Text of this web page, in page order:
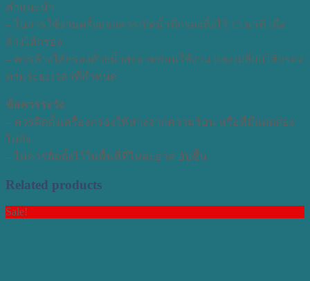
คำแนะนำ
– ในการใช้งานครั้งแรกควรเปิดน้ำที่กรองทิ้งไว้ 15 นาที เพื่อ
ล้างไส้กรอง
– ควรล้างไส้กรองด้วยน้ำสะอาดก่อนใช้งาน และเปลี่ยนไส้กรอง
ตามระยะเวลาที่กำหนด
ข้อควรระวัง
– ควรติดตั้งเครื่องกรองให้ห่างจากความร้อน หรือที่มีแดดส่อง
ไม่ถึง
– ไม่ควรติดตั้งไว้ในพื้นที่ที่ไม่สะอาด อัปชื้น
Related products
Sale!